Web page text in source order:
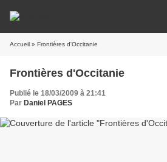
Accueil » Frontières d'Occitanie
Frontières d'Occitanie
Publié le 18/03/2009 à 21:41
Par Daniel PAGES